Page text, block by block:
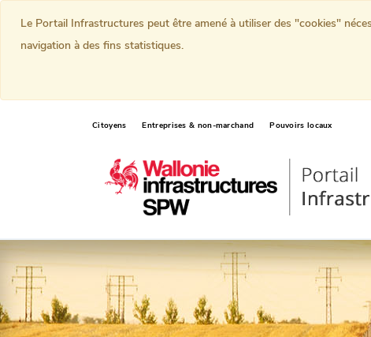
Citoyens Entreprises & non-marchand Pouvoirs locaux
Le Portail Infrastructures peut être amené à utiliser des "cookies"
navigation à des fins statistiques.